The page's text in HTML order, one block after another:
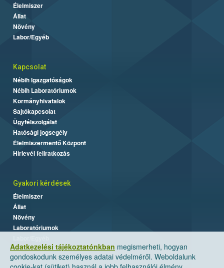
Adatkezelési tájékoztatónkban megismerheti, hogyan
gondoskodunk személyes adatai védelméről. Weboldalunk
Élelmiszer
Állat
Növény
Labor/Egyéb
Kapcsolat
Nébih Igazgatóságok
Nébih Laboratóriumok
Kormányhivatalok
Sajtókapcsolat
Ügyfélszolgálat
Hatósági jogsegély
Élelmiszermentő Központ
Hírlevél feliratkozás
Gyakori kérdések
Élelmiszer
Állat
Növény
Laboratóriumok